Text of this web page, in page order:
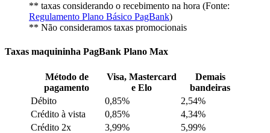
** taxas considerando o recebimento na hora (Fonte:
Regulamento Plano Básico PagBank)
** Não consideramos taxas promocionais
Taxas maquininha PagBank Plano Max
Método de
pagamento
Visa, Mastercard
e Elo
Demais
bandeiras
Débito
0,85%
2,54%
Crédito à vista
0,85%
4,34%
Crédito 2x
3,99%
5,99%